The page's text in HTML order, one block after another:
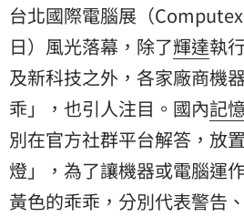
台北國際電腦展（
日）風光落幕，除了輝達執
及新科技之外，各家廠商機
乖 」，也引人注目。國內記
別在官方社群平台解答，放
燈」，為了讓機器或電腦運
黃色的乖乖，分別代表警告